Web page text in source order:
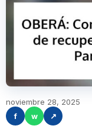
noviembre 28, 2025
f
w ↗